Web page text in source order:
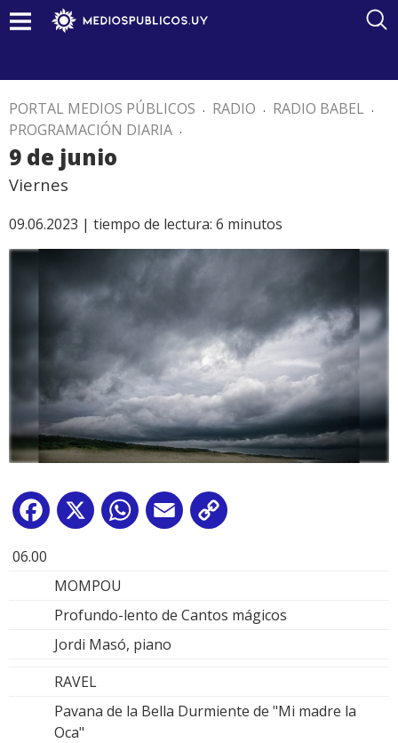
PORTAL MEDIOS PÚBLICOS . RADIO . RADIO BABEL .
PROGRAMACIÓN DIARIA .
9 de junio
Viernes
09.06.2023 | tiempo de lectura: 6 minutos
Facebook
X WhatsApp
Email
06.00
MOMPOU
Profundo-lento de Cantos mágicos
Jordi Masó, piano
RAVEL
Pavana de la Bella Durmiente de "Mi madre la
Oca"